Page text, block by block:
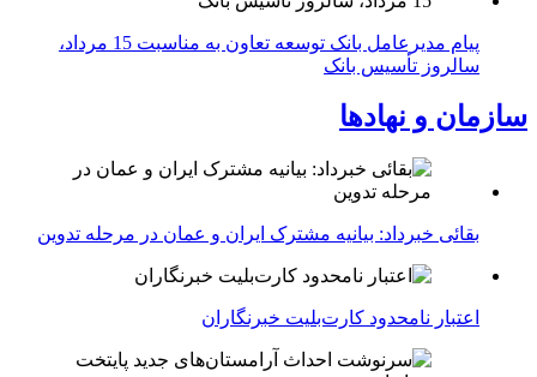
پیام مدیرعامل بانک توسعه تعاون به مناسبت 15 مرداد،
سالروز تأسیس بانک
سازمان و نهادها
بقائی خبرداد: بیانیه مشترک ایران و عمان در مرحله تدوین
اعتبار نامحدود کارت‌بلیت خبرنگاران